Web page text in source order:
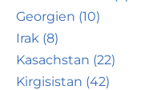
Georgien (10)
Irak (8)
Kasachstan (22)
Kirgisistan (42)